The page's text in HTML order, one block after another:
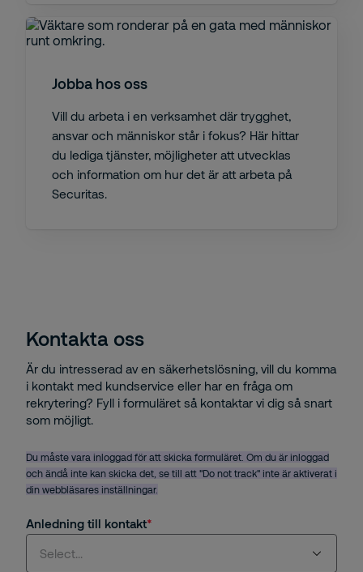
Jobba hos oss
Vill du arbeta i en verksamhet där trygghet,
ansvar och människor står i fokus? Här hittar
du lediga tjänster, möjligheter att utvecklas
och information om hur det är att arbeta på
Securitas.
Kontakta oss
Är du intresserad av en säkerhetslösning, vill du komma
i kontakt med kundservice eller har en fråga om
rekrytering? Fyll i formuläret så kontaktar vi dig så snart
som möjligt.
Du måste vara inloggad för att skicka formuläret. Om du är inloggad
och ändå inte kan skicka det, se till att "Do not track" inte är aktiverat i
din webbläsares inställningar.
Anledning till kontakt
Select...